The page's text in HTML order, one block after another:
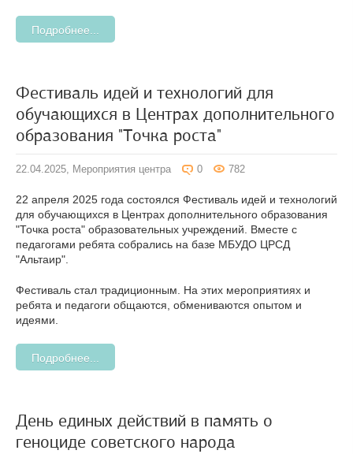
Подробнее...
Фестиваль идей и технологий для
обучающихся в Центрах дополнительного
образования "Точка роста"
22.04.2025, Мероприятия центра 0 782
22 апреля 2025 года состоялся Фестиваль идей и технологий
для обучающихся в Центрах дополнительного образования
"Точка роста" образовательных учреждений. Вместе с
педагогами ребята собрались на базе МБУДО ЦРСД
"Альтаир".
Фестиваль стал традиционным. На этих мероприятиях и
ребята и педагоги общаются, обмениваются опытом и
идеями.
Подробнее...
День единых действий в память о
геноциде советского народа